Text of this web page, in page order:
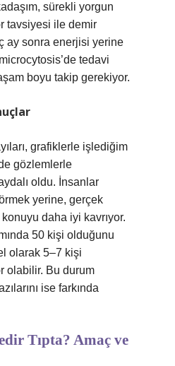
sürekli yorgun
tavsiyesi ile demir
ay sonra enerjisi yerine
tedavi
boyu takip gerekiyor.
grafiklerle işlediğim
gözlemlerle
oldu. İnsanlar
yerine, gerçek
daha iyi kavrıyor.
50 kişi olduğunu
olarak 5–7 kişi
olabilir. Bu durum
ise farkında
Tıpta? Amaç ve